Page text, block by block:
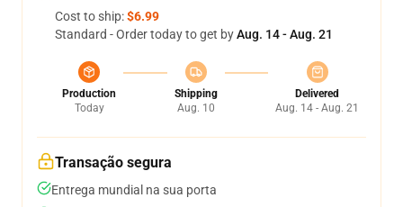
Cost to ship:$6.99
Standard - Order today to get byAug. 14 - Aug. 21
Production
Today
Shipping
Aug. 10
Delivered
Aug. 14 - Aug. 21
Transação segura
Entrega mundial na sua porta